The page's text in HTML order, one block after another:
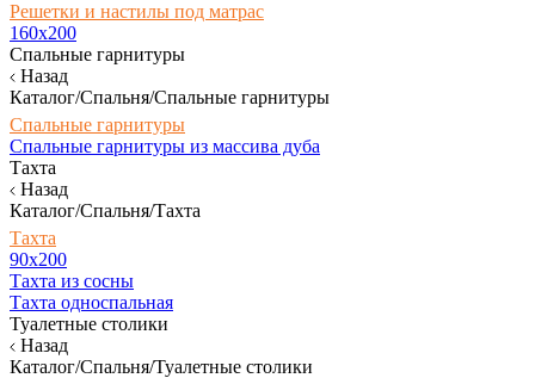
Решетки и настилы под матрас
160х200
Спальные гарнитуры
Назад
Каталог/Спальня/Спальные гарнитуры
Спальные гарнитуры
Спальные гарнитуры из массива дуба
Тахта
Назад
Каталог/Спальня/Тахта
Тахта
90х200
Тахта из сосны
Тахта односпальная
Туалетные столики
Назад
Каталог/Спальня/Туалетные столики